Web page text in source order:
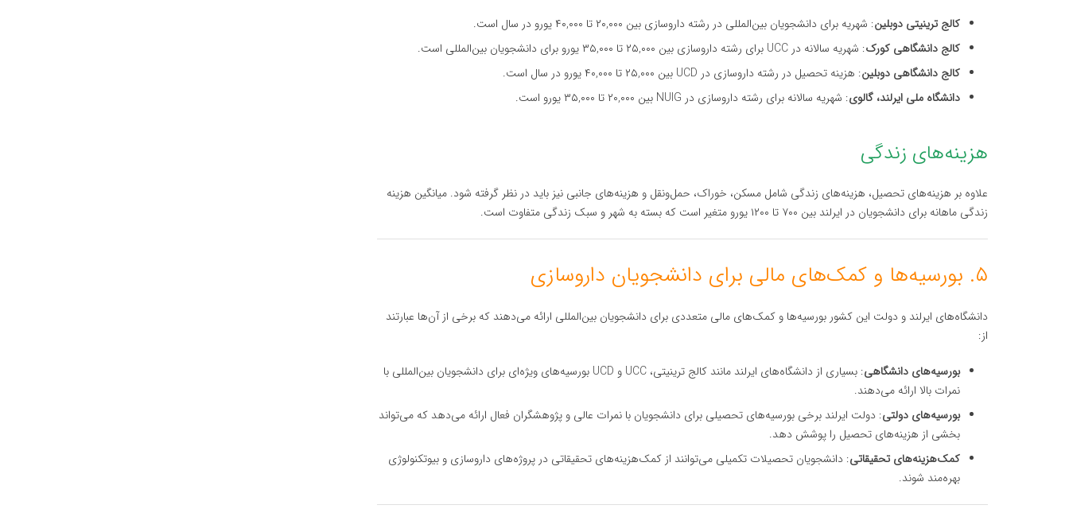
کالج ترینیتی دوبلین: شهریه برای دانشجویان بین‌المللی در رشته داروسازی بین ۲۰,۰۰۰ تا ۴۰,۰۰۰ یورو در سال است.
کالج دانشگاهی کورک: شهریه سالانه در UCC برای رشته داروسازی بین ۲۵,۰۰۰ تا ۳۵,۰۰۰ یورو برای دانشجویان بین‌المللی است.
کالج دانشگاهی دوبلین: هزینه تحصیل در رشته داروسازی در UCD بین ۲۵,۰۰۰ تا ۴۰,۰۰۰ یورو در سال است.
دانشگاه ملی ایرلند، گالوی: شهریه سالانه برای رشته داروسازی در NUIG بین ۲۰,۰۰۰ تا ۳۵,۰۰۰ یورو است.
هزینه‌های زندگی
علاوه بر هزینه‌های تحصیل، هزینه‌های زندگی شامل مسکن، خوراک، حمل‌ونقل و هزینه‌های جانبی نیز باید در نظر گرفته شود. میانگین هزینه
زندگی ماهانه برای دانشجویان در ایرلند بین ۷۰۰ تا ۱۲۰۰ یورو متغیر است که بسته به شهر و سبک زندگی متفاوت است.
۵. بورسیه‌ها و کمک‌های مالی برای دانشجویان داروسازی
دانشگاه‌های ایرلند و دولت این کشور بورسیه‌ها و کمک‌های مالی متعددی برای دانشجویان بین‌المللی ارائه می‌دهند که برخی از آن‌ها عبارتند
از:
بورسیه‌های دانشگاهی
: بسیاری از دانشگاه‌های ایرلند مانند کالج ترینیتی، UCC و UCD بورسیه‌های ویژه‌ای برای دانشجویان بین‌المللی با
نمرات بالا ارائه می‌دهند.
بورسیه‌های دولتی: دولت ایرلند برخی بورسیه‌های تحصیلی برای دانشجویان با نمرات عالی و پژوهشگران فعال ارائه می‌دهد که می‌تواند
بخشی از هزینه‌های تحصیل را پوشش دهد.
کمک‌هزینه‌های تحقیقاتی: دانشجویان تحصیلات تکمیلی می‌توانند از کمک‌هزینه‌های تحقیقاتی در پروژه‌های داروسازی و بیوتکنولوژی
بهره‌مند شوند.